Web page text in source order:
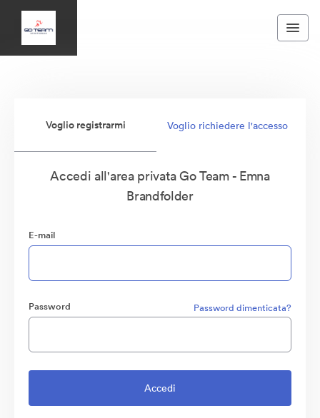
Voglio registrarmi Voglio richiedere l'accesso
Accedi all'area privata Go Team - Emna
Brandfolder
E-mail
Password Password dimenticata?